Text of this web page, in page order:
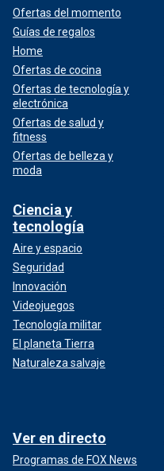
Ofertas del momento
Guías de regalos
Home
Ofertas de cocina
Ofertas de tecnología y
electrónica
Ofertas de salud y
fitness
Ofertas de belleza y
moda
Ciencia y
tecnología
Aire y espacio
Seguridad
Innovación
Videojuegos
Tecnología militar
El planeta Tierra
Naturaleza salvaje
Ver en directo
Programas de FOX News